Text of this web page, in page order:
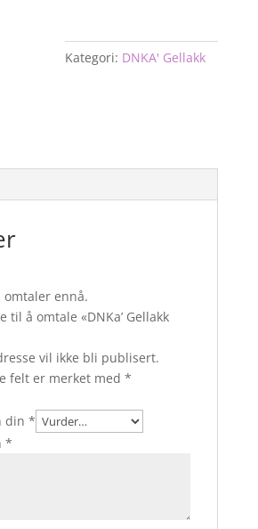
Kategori: DNKA' Gellakk
omtaler ennå.
til å omtale «DNKa’ Gellakk
vil ikke bli publisert.
felt er merket med *
din *
*